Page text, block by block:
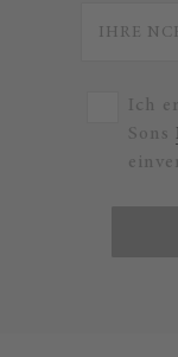
Ich
Sons